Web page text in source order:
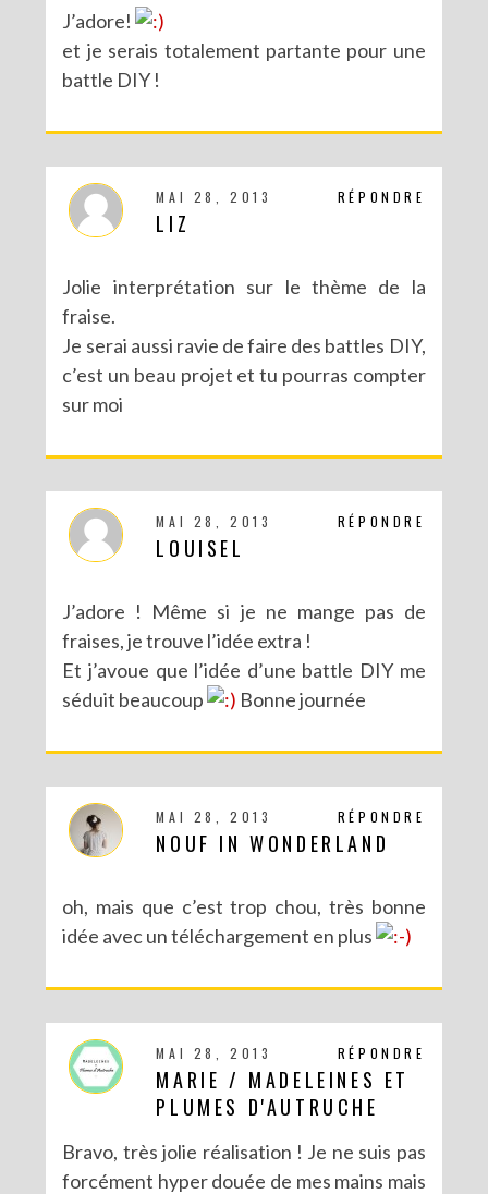
J’adore!
et je serais totalement partante pour une
battle DIY !
RÉPONDRE
MAI 28, 2013
LIZ
Jolie interprétation sur le thème de la
fraise.
Je serai aussi ravie de faire des battles DIY,
c’est un beau projet et tu pourras compter
sur moi
RÉPONDRE
MAI 28, 2013
LOUISEL
J’adore ! Même si je ne mange pas de
fraises, je trouve l’idée extra !
Et j’avoue que l’idée d’une battle DIY me
séduit beaucoup
Bonne journée
RÉPONDRE
MAI 28, 2013
NOUF IN WONDERLAND
oh, mais que c’est trop chou, très bonne
idée avec un téléchargement en plus
RÉPONDRE
MAI 28, 2013
MARIE / MADELEINES ET
PLUMES D'AUTRUCHE
Bravo, très jolie réalisation ! Je ne suis pas
forcément hyper douée de mes mains mais